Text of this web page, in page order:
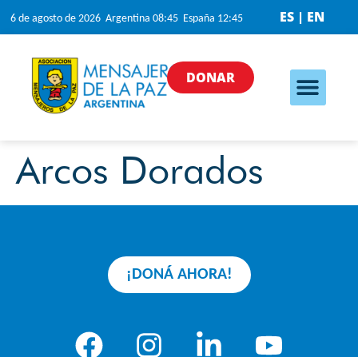
6 de agosto de 2026 Argentina 08:45 España 12:45 ES | EN
DONAR
Arcos Dorados
¡DONÁ AHORA!